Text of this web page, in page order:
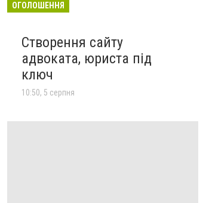
ОГОЛОШЕННЯ
Створення сайту
адвоката, юриста під
ключ
10:50, 5 серпня